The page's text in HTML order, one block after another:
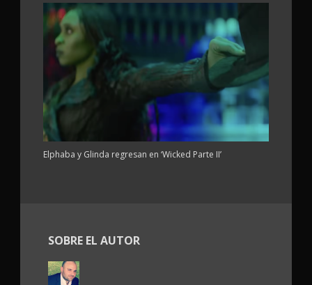
Elphaba y Glinda regresan en ‘Wicked Parte II’
SOBRE EL AUTOR